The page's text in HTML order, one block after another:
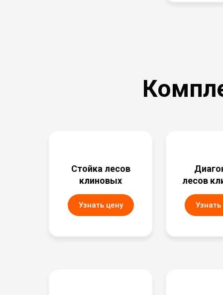
Стойка лесов
клиновых
Узнать цену
лесов
Узнать